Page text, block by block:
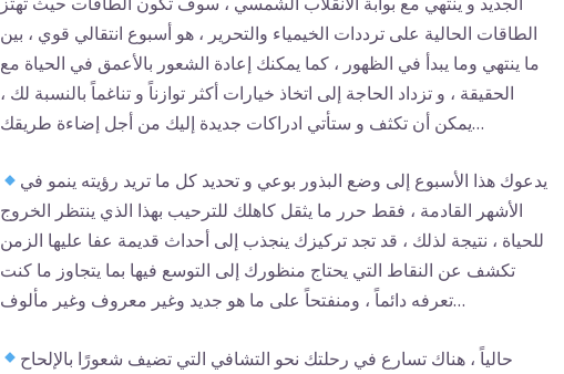
الطاقات الحالية على ترددات الخيمياء والتحرير ، هو أسبوع انتقالي قوي ، بين
ما ينتهي وما يبدأ في الظهور ، كما يمكنك إعادة الشعور بالأعمق في الحياة مع
الحقيقة ، و تزداد الحاجة إلى اتخاذ خيارات أكثر توازناً و تناغماً بالنسبة لك ،
يمكن أن تكثف و ستأتي ادراكات جديدة إليك من أجل إضاءة طريقك…
يدعوك هذا الأسبوع إلى وضع البذور بوعي و تحديد كل ما تريد رؤيته ينمو في
الأشهر القادمة ، فقط حرر ما يثقل كاهلك للترحيب بهذا الذي ينتظر الخروج
للحياة ، نتيجة لذلك ، قد تجد تركيزك ينجذب إلى أحداث قديمة عفا عليها الزمن
تكشف عن النقاط التي يحتاج منظورك إلى التوسع فيها بما يتجاوز ما كنت
تعرفه دائماً ، ومنفتحاً على ما هو جديد وغير معروف وغير مألوف…
حالياً ، هناك تسارع في رحلتك نحو التشافي التي تضيف شعورًا بالإلحاح